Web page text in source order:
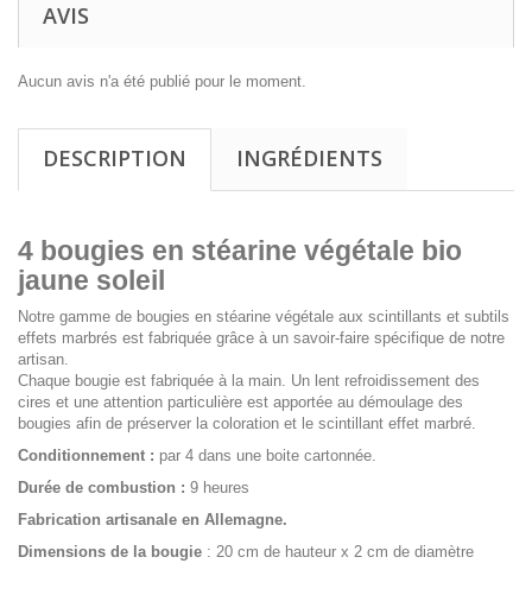
AVIS
Aucun avis n'a été publié pour le moment.
DESCRIPTION INGRÉDIENTS
4 bougies en stéarine végétale bio
jaune soleil
Notre gamme de bougies en stéarine végétale aux scintillants et subtils
effets marbrés est fabriquée grâce à un savoir-faire spécifique de notre
artisan.
Chaque bougie est fabriquée à la main. Un lent refroidissement des
cires et une attention particulière est apportée au démoulage des
bougies afin de préserver la coloration et le scintillant effet marbré.
Conditionnement : par 4 dans une boite cartonnée.
Durée de combustion : 9 heures
Fabrication artisanale en Allemagne.
Dimensions de la bougie : 20 cm de hauteur x 2 cm de diamètre